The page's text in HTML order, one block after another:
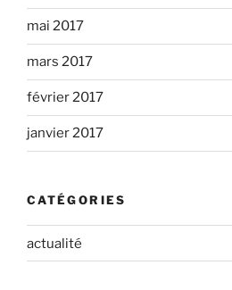
mai 2017
mars 2017
février 2017
janvier 2017
CATÉGORIES
actualité